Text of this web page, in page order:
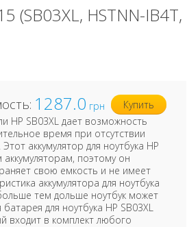
(SB03XL, HSTNN-IB4T,
Купить
1287.0 грн
HP SB03XL дает возможность
время при отсутствии
аккумулятор для ноутбука HP
поэтому он
свою емкость и не имеет
аккумулятора для ноутбука
тем дольше ноутбук может
для ноутбука HP SB03XL
входит в комплект любого